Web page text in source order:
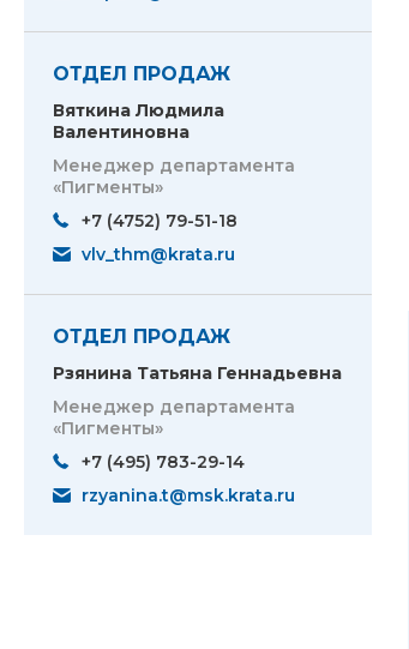
ОТДЕЛ ПРОДАЖ
Вяткина Людмила
Валентиновна
Менеджер департамента
«Пигменты»
+7 (4752) 79-51-18
vlv_thm@krata.ru
ОТДЕЛ ПРОДАЖ
Рзянина Татьяна Геннадьевна
Менеджер департамента
«Пигменты»
+7 (495) 783-29-14
rzyanina.t@msk.krata.ru